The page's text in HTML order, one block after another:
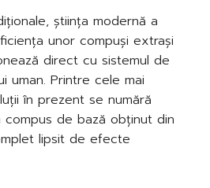
știința modernă a
unor compuși extrași
direct cu sistemul de
uman. Printre cele mai
în prezent se numără
compus de bază obținut din
lipsit de efecte